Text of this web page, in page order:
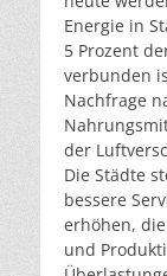
Energie in
5 Prozent
verbunden
Nachfrage
der
Die Städte
bessere
erhöhen,
und